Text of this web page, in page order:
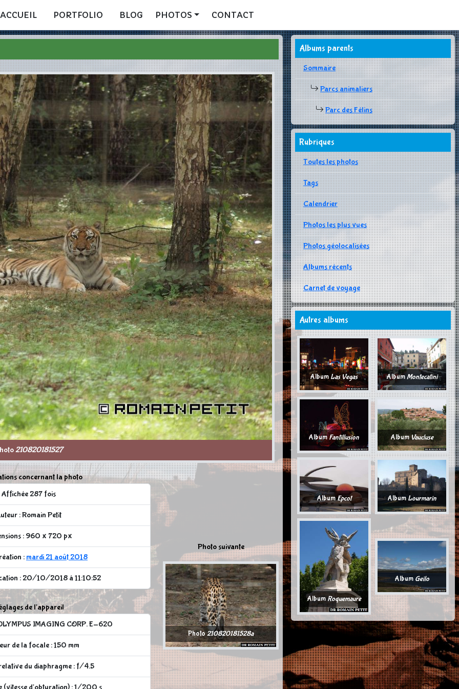
ACCUEIL PORTFOLIO BLOG PHOTOS CONTACT
210820181527
concernant la photo
Affichée 287 fois
: Romain Petit
: 960 x 720 px
: mardi 21 août 2018
: 20/10/2018 à 11:10:52
de l'appareil
IMAGING CORP. E-620
de la focale : 150 mm
du diaphragme : f/4.5
(vitesse d'obturation) : 1/200 s
Photo suivante
Photo210820181528a
Albums parents
Sommaire
Parcs animaliers
Parc des Félins
Rubriques
Toutes les photos
Tags
Calendrier
Photos les plus vues
Photos géolocalisées
Albums récents
Carnet de voyage
Autres albums
Album Las Vegas AlbumMontecatini
AlbumFantillusion AlbumVaucluse
Album Epcot Album Lourmarin
Album Roquemaure
Album Geilo